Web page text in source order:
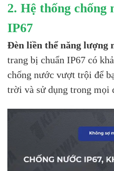
2. Hệ thống chống
IP67
Đèn liền thể năng lượng
trang bị chuẩn IP67 có
chống nước vượt trội để
trời và sử dụng trong mọi